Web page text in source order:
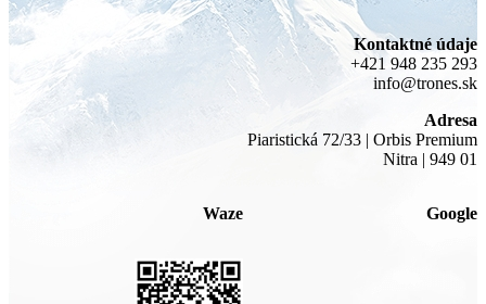
Kontaktné údaje
+421 948 235 293
info@trones.sk
Adresa
Piaristická 72/33 | Orbis Premium
Nitra | 949 01
Waze Google